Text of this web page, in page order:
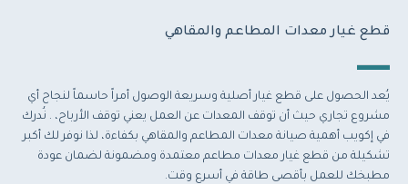
قطع غيار معدات المطاعم والمقاهي
يُعد الحصول على قطع غيار أصلية وسريعة الوصول أمراً حاسماً لنجاح أي
مشروع تجاري حيث أن توقف المعدات عن العمل يعني توقف الأرباح، . نُدرك
في إكويب أهمية صيانة معدات المطاعم والمقاهي بكفاءة، لذا نوفر لك أكبر
تشكيلة من قطع غيار معدات مطاعم معتمدة ومضمونة لضمان عودة
مطبخك للعمل بأقصى طاقة في أسرع وقت.